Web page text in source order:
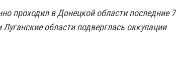
проходил в Донецкой области последние 7
области подверглась оккупации